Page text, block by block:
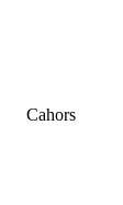
Cahors